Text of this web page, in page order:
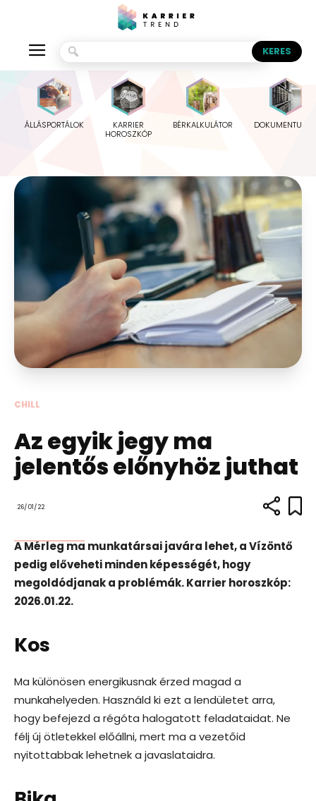
ÁLLÁSPORTÁLOK
KARRIER
HOROSZKÓP
BÉRKALKULÁTOR
CHILL
Az egyik jegy ma
jelentős előnyhöz juthat
26/01/22
A Mérleg ma munkatársai javára lehet, a Vízöntő
pedig előveheti minden képességét, hogy
megoldódjanak a problémák. Karrier horoszkóp:
2026.01.22.
Kos
Ma különösen energikusnak érzed magad a
munkahelyeden. Használd ki ezt a lendületet arra,
hogy befejezd a régóta halogatott feladataidat. Ne
félj új ötletekkel előállni, mert ma a vezetőid
nyitottabbak lehetnek a javaslataidra.